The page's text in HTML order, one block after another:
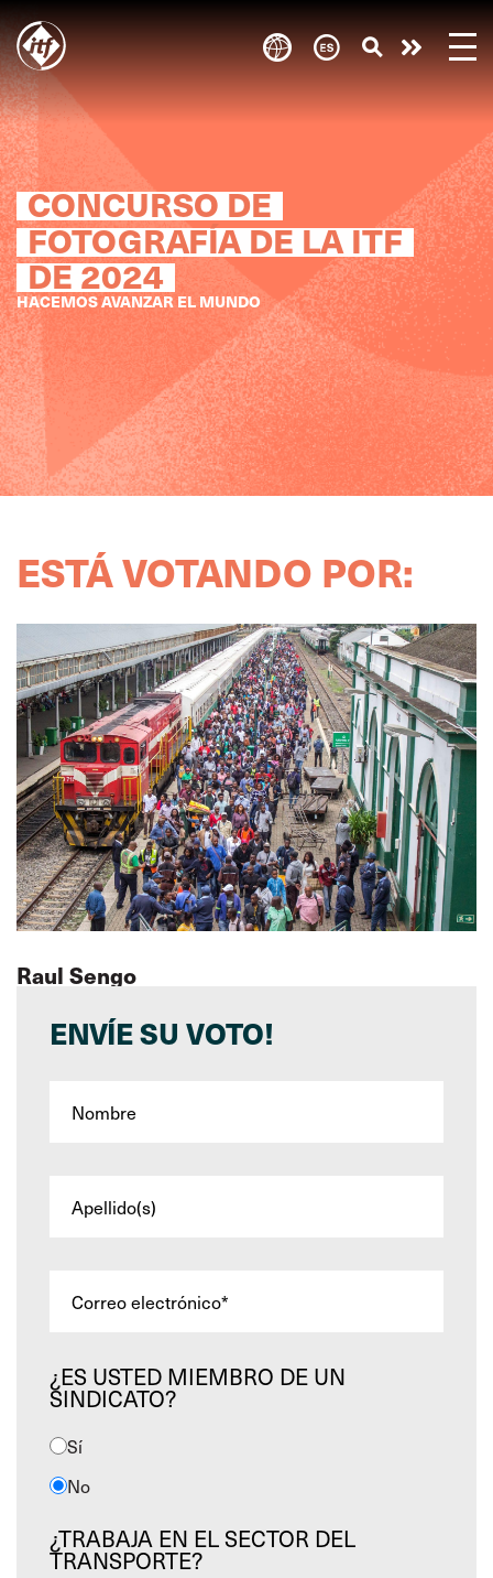
Skip
to
main
content
CONCURSO DE
FOTOGRAFÍA DE LA ITF
DE 2024
HACEMOS AVANZAR EL MUNDO
Take
action
ESTÁ VOTANDO POR:
Raul Sengo
ENVÍE SU VOTO!
¿ES USTED MIEMBRO DE UN
SINDICATO?
Sí
No
¿TRABAJA EN EL SECTOR DEL
TRANSPORTE?